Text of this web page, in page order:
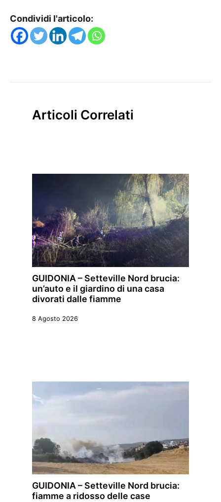
Condividi l'articolo:
Articoli Correlati
GUIDONIA – Setteville Nord brucia:
un’auto e il giardino di una casa
divorati dalle fiamme
8 Agosto 2026
GUIDONIA – Setteville Nord brucia:
fiamme a ridosso delle case